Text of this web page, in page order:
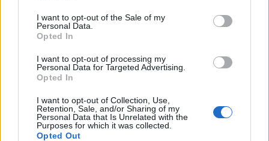
I want to opt-out of the Sale of my
Personal Data.
Opted In
I want to opt-out of processing my
Personal Data for Targeted Advertising.
Opted In
I want to opt-out of Collection, Use,
Retention, Sale, and/or Sharing of my
Personal Data that Is Unrelated with the
Purposes for which it was collected.
Opted Out